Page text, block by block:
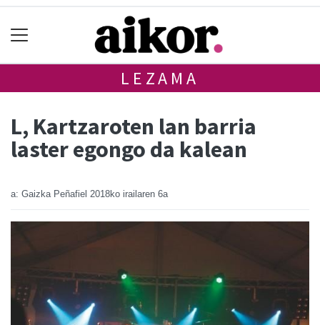
LEZAMA
L, Kartzaroten lan barria
laster egongo da kalean
a: Gaizka Peñafiel 2018ko irailaren 6a